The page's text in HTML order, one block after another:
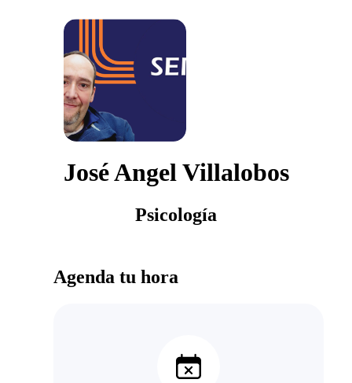
José Angel Villalobos
Psicología
Agenda tu hora